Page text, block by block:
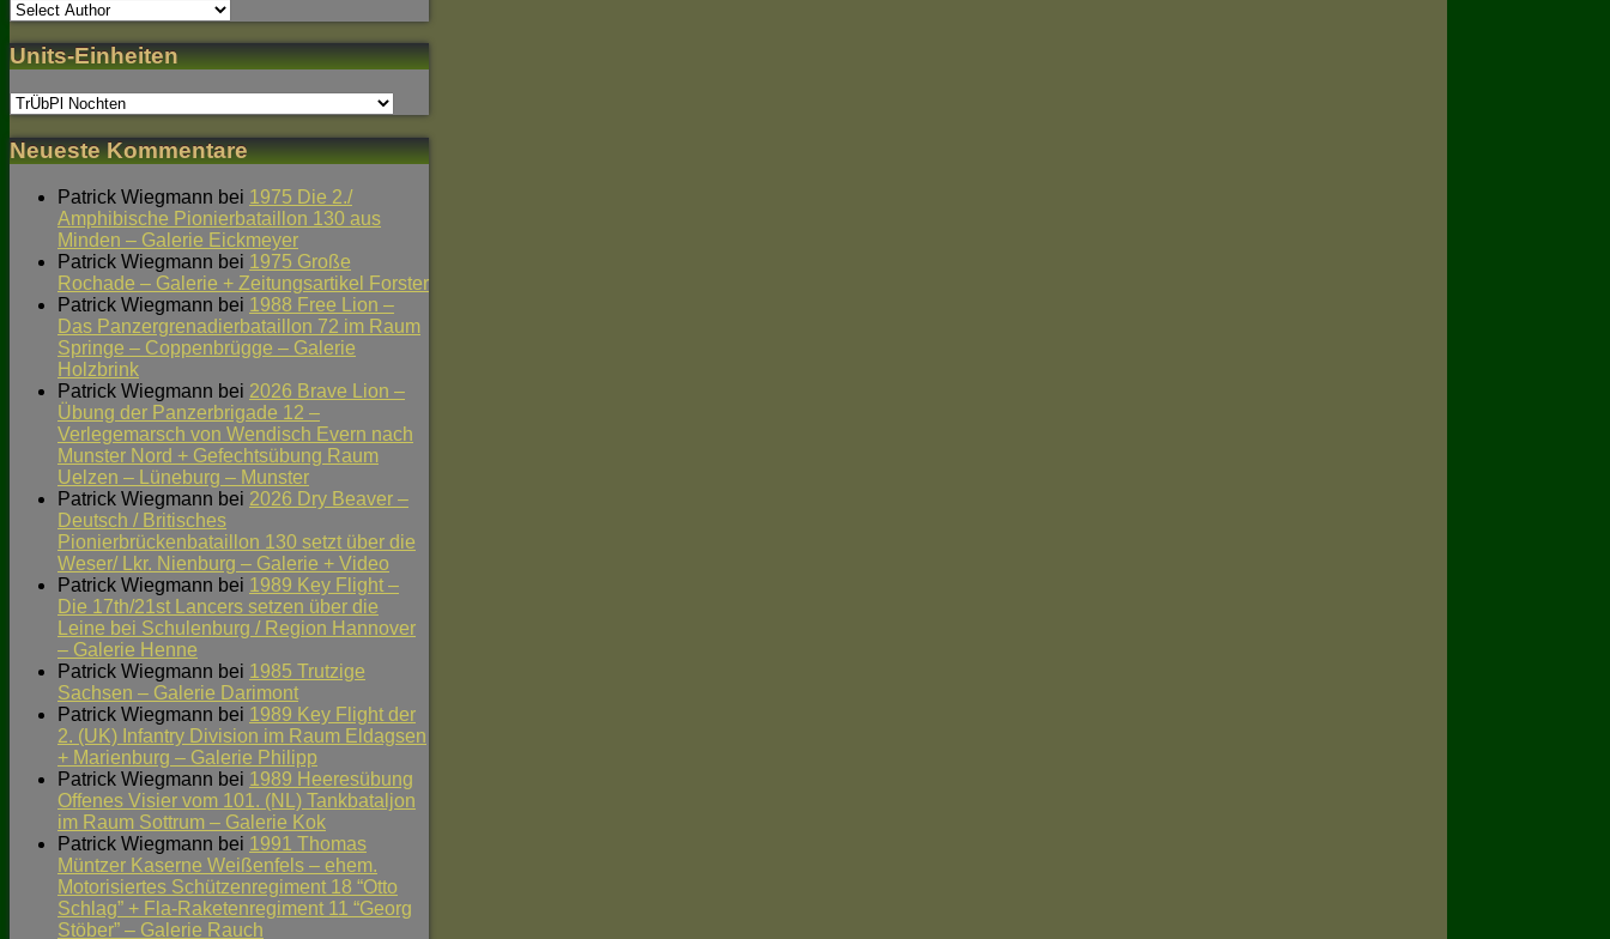
Units-Einheiten
Neueste Kommentare
Patrick Wiegmann bei 1975 Die 2./
Amphibische Pionierbataillon 130 aus
Minden – Galerie Eickmeyer
Patrick Wiegmann bei 1975 Große
Rochade – Galerie + Zeitungsartikel Forster
Patrick Wiegmann bei 1988 Free Lion –
Das Panzergrenadierbataillon 72 im Raum
Springe – Coppenbrügge – Galerie
Holzbrink
Patrick Wiegmann bei 2026 Brave Lion –
Übung der Panzerbrigade 12 –
Verlegemarsch von Wendisch Evern nach
Munster Nord + Gefechtsübung Raum
Uelzen – Lüneburg – Munster
Patrick Wiegmann bei 2026 Dry Beaver –
Deutsch / Britisches
Pionierbrückenbataillon 130 setzt über die
Weser/ Lkr. Nienburg – Galerie + Video
Patrick Wiegmann bei 1989 Key Flight –
Die 17th/21st Lancers setzen über die
Leine bei Schulenburg / Region Hannover
– Galerie Henne
Patrick Wiegmann bei 1985 Trutzige
Sachsen – Galerie Darimont
Patrick Wiegmann bei 1989 Key Flight der
2. (UK) Infantry Division im Raum Eldagsen
+ Marienburg – Galerie Philipp
Patrick Wiegmann bei 1989 Heeresübung
Offenes Visier vom 101. (NL) Tankbataljon
im Raum Sottrum – Galerie Kok
Patrick Wiegmann bei 1991 Thomas
Müntzer Kaserne Weißenfels – ehem.
Motorisiertes Schützenregiment 18 “Otto
Schlag” + Fla-Raketenregiment 11 “Georg
Stöber” – Galerie Rauch